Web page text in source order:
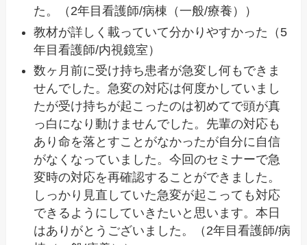
た。（2年目看護師/病棟（一般/療養））
教材が詳しく載っていて分かりやすかった（5
年目看護師/内視鏡室）
数ヶ月前に受け持ち患者が急変し何もできま
せんでした。急変の対応は何度かしていまし
たが受け持ちが起こったのは初めてで頭が真
っ白になり動けませんでした。先輩の対応も
あり命を落とすことがなかったが自分に自信
がなくなっていました。今回のセミナーで急
変時の対応を再確認することができました。
しっかり見直していた急変が起こっても対応
できるようにしていきたいと思います。本日
はありがとうございました。（2年目看護師/病